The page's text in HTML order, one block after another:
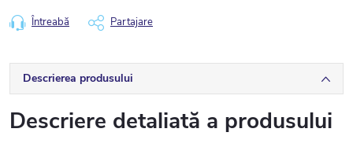
Întreabă Partajare
Descrierea produsului
Descriere detaliată a produsului